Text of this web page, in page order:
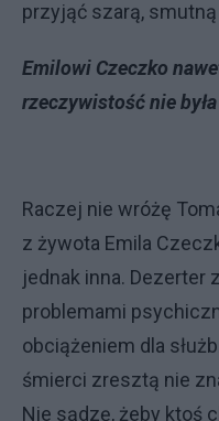
przyjąć szarą,
Emilowi Czeczko
rzeczywistość nie
Raczej nie wróżę
z żywota Emila
jednak inna. Dezerter
problemami
obciążeniem dla
śmierci zresztą nie
Nie sądzę, żeby ktoś